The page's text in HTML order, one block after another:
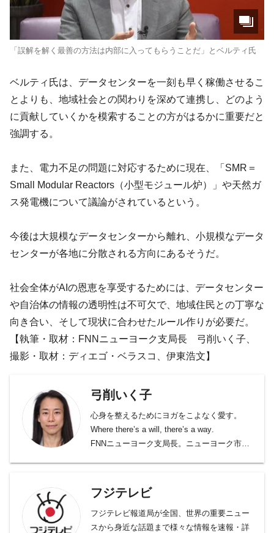
「誤解を解く最善の方法は内部に入ってもらうことだ」とベルティ氏
ベルティ氏は、データセンターを一刻も早く稼働させるこ
とよりも、地域社会との関わりを深めて連携し、どのよう
に貢献していくかを模索することの方がはるかに重要だと
強調する。
また、電力不足の問題に対応するために現在、「SMR＝
Small Modular Reactors（小型モジュール炉）」や天然ガ
ス発電機について議論がされているという。
今後は大規模なデータセンターから離れ、小規模なデータ
センターが各地に分散される方向にあるそうだ。
社会全体がAIの恩恵を享受するためには、データセンター
や自治体の情報の透明性は不可欠で、地域住民との丁寧な
向き合い、そして現状に合わせたルール作りが必要だ。
【執筆・取材：FNNニューヨーク支局長 弓削いく子、
撮影・取材：ディエゴ・ベラスコ、伊東浩文】
弓削いく子
心身を整えるためにヨガをこよなく愛す。
Where there’s a will, there’s a way.
FNNニューヨーク支局長。ニューヨーク市生
駆け出しは社会部畑。2010年からはロサンゼ
ルス支局長、国際取材部デスクを経て現職。
フジテレビ
フジテレビ報道局が全国、世界の重要ニュー
スから身近な話題まで様々な情報を速報・詳